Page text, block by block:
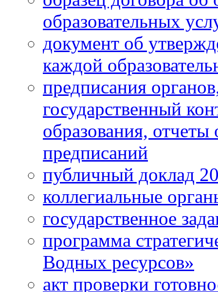
образовательных
документ об
каждой
предписания
государственный
образования,
предписаний
публичный доклад
коллегиальные
государственное
программа
Водных ресурсов»
акт проверки